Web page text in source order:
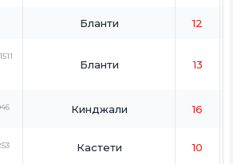
Бланти 12
1511
Бланти 13
Кинджали 16
Кастети 10